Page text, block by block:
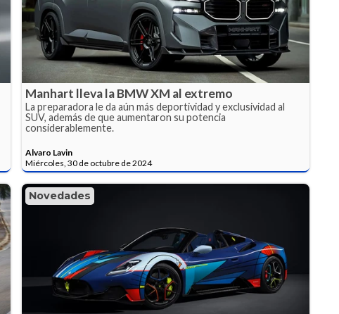
Manhart lleva la BMW XM al extremo
La preparadora le da aún más deportividad y exclusividad al
SUV, además de que aumentaron su potencia
considerablemente.
Alvaro Lavin
Miércoles, 30 de octubre de 2024
Novedades